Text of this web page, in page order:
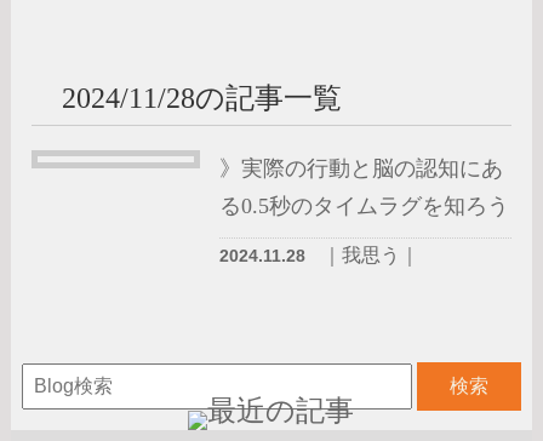
2024/11/28の記事一覧
》実際の行動と脳の認知にあ
る0.5秒のタイムラグを知ろう
2024.11.28 ｜我思う｜